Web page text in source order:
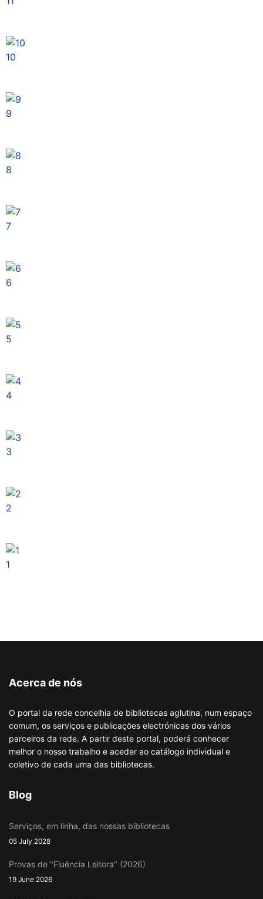
10
9
8
7
6
5
4
3
2
1
Acerca de nós
O portal da rede concelhia de bibliotecas aglutina, num espaço
comum, os serviços e publicações electrónicas dos vários
parceiros da rede. A partir deste portal, poderá conhecer
melhor o nosso trabalho e aceder ao catálogo individual e
coletivo de cada uma das bibliotecas.
Blog
Serviços, em linha, das nossas bibliotecas
05 July 2028
Provas de "Fluência Leitora" (2026)
19 June 2026